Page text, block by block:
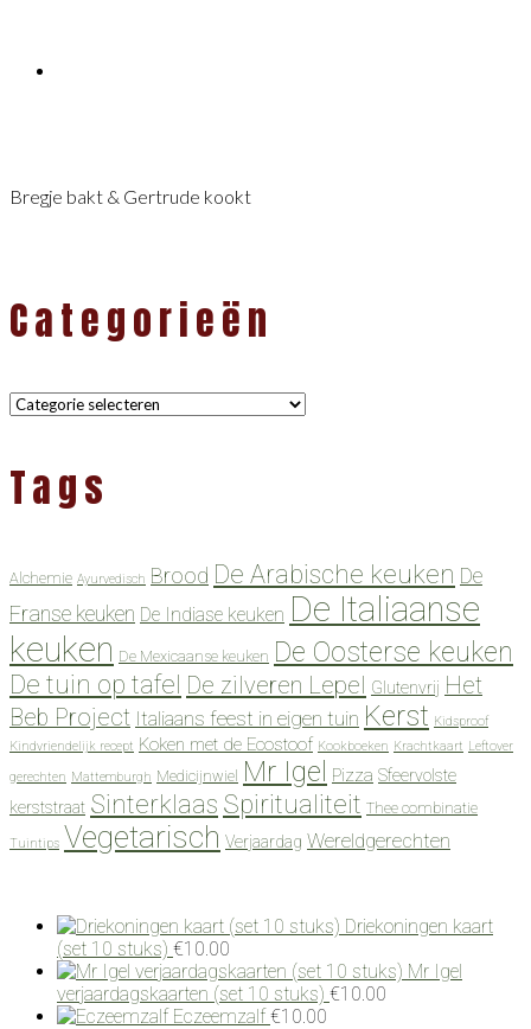
Bregje bakt & Gertrude kookt
Categorieën
Categorieën
Tags
Alchemie Ayurvedisch Brood De Arabische keuken De
Franse keuken De Indiase keuken De Italiaanse
keuken De Mexicaanse keuken De Oosterse keuken
De tuin op tafel De zilveren Lepel Glutenvrij Het
Beb Project Italiaans feest in eigen tuin Kerst Kidsproof
Kindvriendelijk recept Koken met de Ecostoof Kookboeken Krachtkaart Leftover
gerechten Mattemburgh Medicijnwiel Mr Igel Pizza Sfeervolste
kerststraat Sinterklaas Spiritualiteit Thee combinatie
Tuintips Vegetarisch Verjaardag Wereldgerechten
Driekoningen kaart
(set 10 stuks) €10.00
Mr Igel
verjaardagskaarten (set 10 stuks) €10.00
Eczeemzalf €10.00